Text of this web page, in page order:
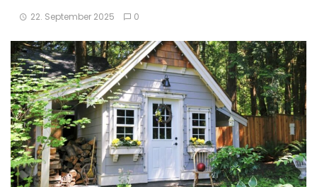
22. September 2025 0